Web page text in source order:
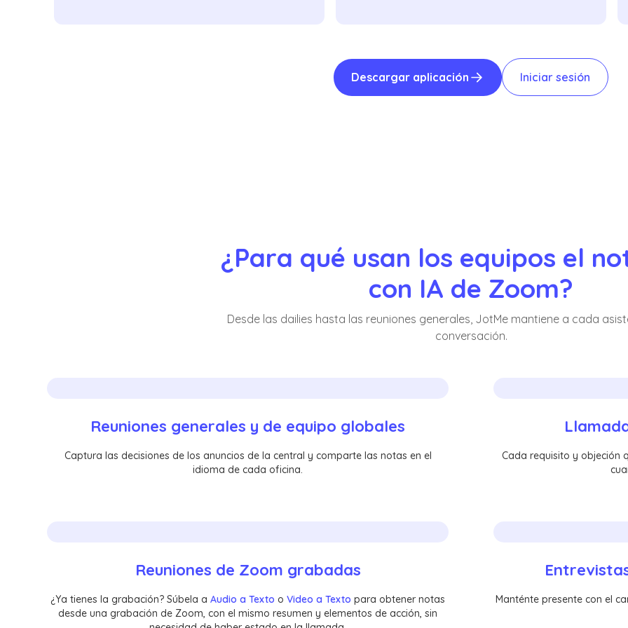
Descargar aplicación Iniciar sesión
¿Para qué usan los equipos el
con IA de Zoom?
Desde las dailies hasta las reuniones generales, JotMe mantiene a cada
conversación.
Reuniones generales y de equipo globales
Captura las decisiones de los anuncios de la central y comparte las notas en el
idioma de cada oficina.
Cada requisito y objeción
Reuniones de Zoom grabadas
¿Ya tienes la grabación? Súbela aAudio a Texto oVideo a Texto para obtener notas
desde una grabación de Zoom, con el mismo resumen y elementos de acción, sin
Manténte presente con el